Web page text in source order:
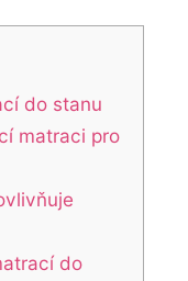
do stanu
matraci pro
do